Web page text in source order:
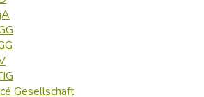
Gesellschaft